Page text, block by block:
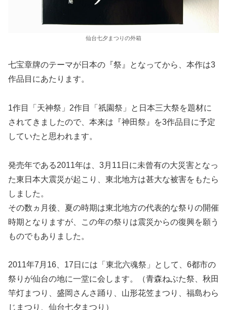
仙台七夕まつりの外箱
七宝章牌のテーマが日本の『祭』となってから、本作は3
作品目にあたります。
1作目「天神祭」2作目「祇園祭」と日本三大祭を題材に
されてきましたので、本来は『神田祭』を3作品目に予定
していたと思われます。
発売年である2011年は、3月11日に未曾有の大災害となっ
た東日本大震災が起こり、東北地方は甚大な被害をもたら
しました。
その数ヵ月後、夏の時期は東北地方の代表的な祭りの開催
時期となりますが、この年の祭りは震災からの復興を願う
ものでもありました。
2011年7月16、17日には「東北六魂祭」として、6都市の
祭りが仙台の地に一堂に会します。（青森ねぶた祭、秋田
竿灯まつり、盛岡さんさ踊り、山形花笠まつり、福島わら
じまつり、仙台七夕まつり）